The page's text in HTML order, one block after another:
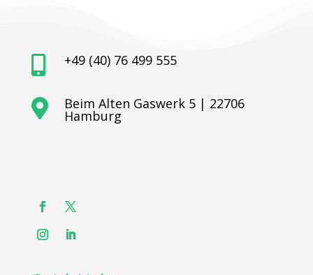
 +49 (40) 76 499 555
 Beim Alten Gaswerk 5 | 22706
Hamburg